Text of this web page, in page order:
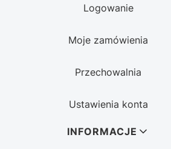
Logowanie
Moje zamówienia
Przechowalnia
Ustawienia konta
INFORMACJE